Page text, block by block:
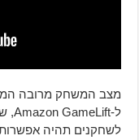
מצב המשחק מרובה
לשחקנים תהיה אפשרות